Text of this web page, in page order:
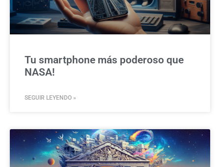
Tu smartphone más poderoso que
NASA!
SEGUIR LEYENDO »